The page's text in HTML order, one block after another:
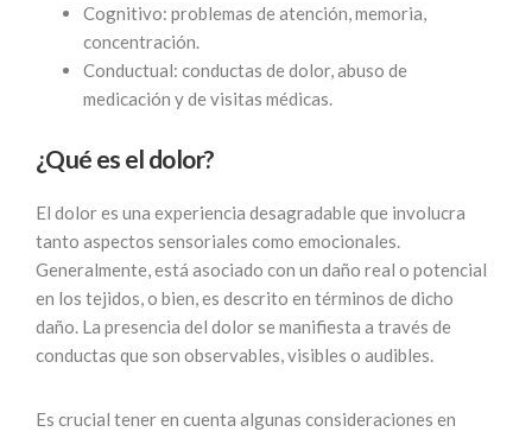
Cognitivo: problemas de atención, memoria,
concentración.
Conductual: conductas de dolor, abuso de
medicación y de visitas médicas.
¿Qué es el dolor?
El dolor es una experiencia desagradable que involucra
tanto aspectos sensoriales como emocionales.
Generalmente, está asociado con un daño real o potencial
en los tejidos, o bien, es descrito en términos de dicho
daño. La presencia del dolor se manifiesta a través de
conductas que son observables, visibles o audibles.
Es crucial tener en cuenta algunas consideraciones en